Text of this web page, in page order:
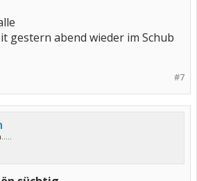
gestern abend wieder im Schub
#7